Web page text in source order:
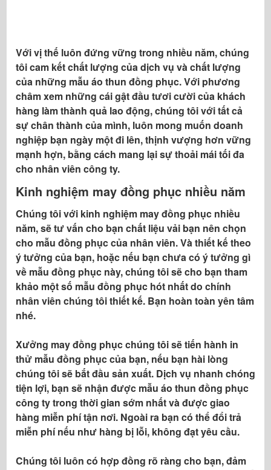
Với vị thế luôn đứng vững trong nhiều năm, chúng
tôi cam kết chất lượng của dịch vụ và chất lượng
của những mẫu áo thun đồng phục. Với phương
châm xem những cái gật đầu tươi cười của khách
hàng làm thành quả lao động, chúng tôi với tất cả
sự chân thành của mình, luôn mong muốn doanh
nghiệp bạn ngày một đi lên, thịnh vượng hơn vững
mạnh hợn, bằng cách mang lại sự thoải mái tối đa
cho nhân viên công ty.
Kinh nghiệm may đồng phục nhiều năm
Chúng tôi với kinh nghiệm may đồng phục nhiều
năm, sẽ tư vấn cho bạn chất liệu vải bạn nên chọn
cho mẫu đồng phục của nhân viên. Và thiết kế theo
ý tưởng của bạn, hoặc nếu bạn chưa có ý tưởng gì
về mẫu đồng phục này, chúng tôi sẽ cho bạn tham
khảo một số mẫu đồng phục hót nhất do chính
nhân viên chúng tôi thiết kế. Bạn hoàn toàn yên tâm
nhé.
Xưởng may đồng phục chúng tôi sẽ tiến hành in
thử mẫu đồng phục của bạn, nếu bạn hài lòng
chúng tôi sẽ bắt đầu sản xuất. Dịch vụ nhanh chóng
tiện lợi, bạn sẽ nhận được mẫu áo thun đồng phục
công ty trong thời gian sớm nhất và được giao
hàng miễn phí tận nơi. Ngoài ra bạn có thể đổi trả
miễn phí nếu như hàng bị lỗi, không đạt yêu cầu.
Chúng tôi luôn có hợp đồng rõ ràng cho bạn, đảm